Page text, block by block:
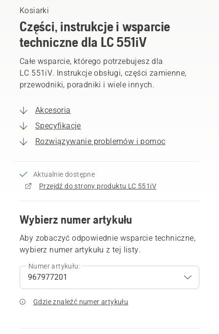
Kosiarki
Części, instrukcje i wsparcie
techniczne dla LC 551iV
Całe wsparcie, którego potrzebujesz dla
LC 551iV. Instrukcje obsługi, części zamienne,
przewodniki, poradniki i wiele innych.
Akcesoria
Specyfikacje
Rozwiązywanie problemów i pomoc
Aktualnie dostępne
Przejdź do strony produktu LC 551iV
Wybierz numer artykułu
Aby zobaczyć odpowiednie wsparcie techniczne,
wybierz numer artykułu z tej listy.
Numer artykułu:
Gdzie znaleźć numer artykułu